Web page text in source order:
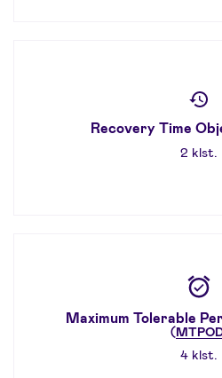
Recovery Time
2 klst.
Maximum Tolerable
(MTPOD
4 klst.